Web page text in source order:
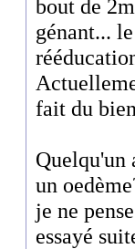
bout de
génant...
fait du
Quelqu'un
un
je ne
essayé